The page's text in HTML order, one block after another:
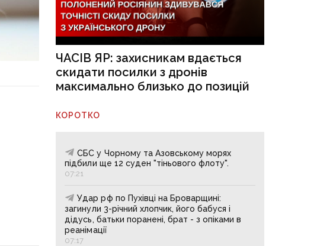
ЧАСІВ ЯР: захисникам вдається
скидати посилки з дронів
максимально близько до позицій
КОРОТКО
СБС у Чорному та Азовському морях
підбили ще 12 суден "тіньового флоту".
07:21
Удар рф по Пухівці на Броварщині:
загинули 3-річний хлопчик, його бабуся і
дідусь, батьки поранені, брат - з опіками в
реанімації
07:17